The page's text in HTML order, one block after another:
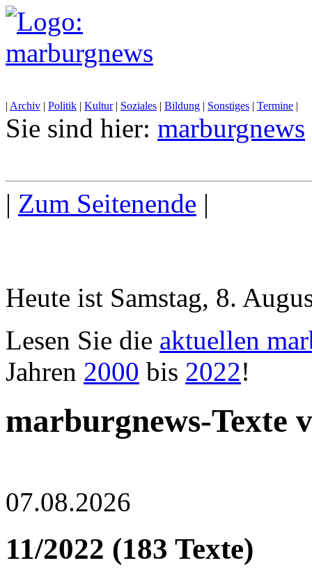
| Archiv | Politik | Kultur| Soziales | Bildung | Sonstiges | Termine |
Sie sind hier: marburgnews
| Zum Seitenende |
Heute ist Samstag, 8.
Lesen Sie die aktuellen
Jahren 2000 bis 2022!
marburgnews-Texte
07.08.2026
11/2022 (183 Texte)